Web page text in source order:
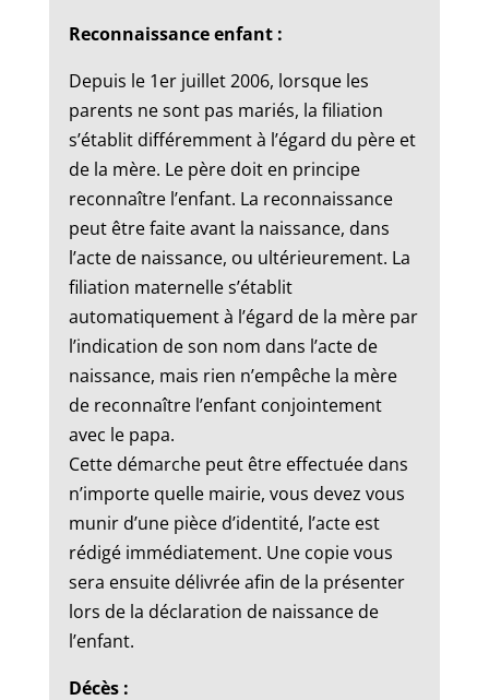
Reconnaissance enfant :
Depuis le 1er juillet 2006, lorsque les
parents ne sont pas mariés, la filiation
s’établit différemment à l’égard du père et
de la mère. Le père doit en principe
reconnaître l’enfant. La reconnaissance
peut être faite avant la naissance, dans
l’acte de naissance, ou ultérieurement. La
filiation maternelle s’établit
automatiquement à l’égard de la mère par
l’indication de son nom dans l’acte de
naissance, mais rien n’empêche la mère
de reconnaître l’enfant conjointement
avec le papa.
Cette démarche peut être effectuée dans
n’importe quelle mairie, vous devez vous
munir d’une pièce d’identité, l’acte est
rédigé immédiatement. Une copie vous
sera ensuite délivrée afin de la présenter
lors de la déclaration de naissance de
l’enfant.
Décès :